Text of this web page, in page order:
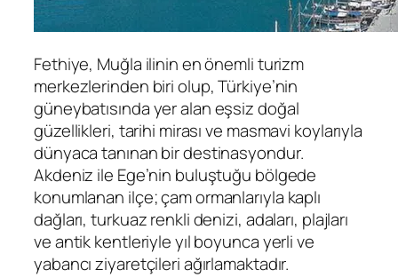
Fethiye, Muğla ilinin en önemli turizm
merkezlerinden biri olup, Türkiye’nin
güneybatısında yer alan eşsiz doğal
güzellikleri, tarihi mirası ve masmavi koylarıyla
dünyaca tanınan bir destinasyondur.
Akdeniz ile Ege’nin buluştuğu bölgede
konumlanan ilçe; çam ormanlarıyla kaplı
dağları, turkuaz renkli denizi, adaları, plajları
ve antik kentleriyle yıl boyunca yerli ve
yabancı ziyaretçileri ağırlamaktadır.